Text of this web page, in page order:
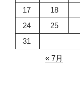
17
18
24
25
31
« 7月